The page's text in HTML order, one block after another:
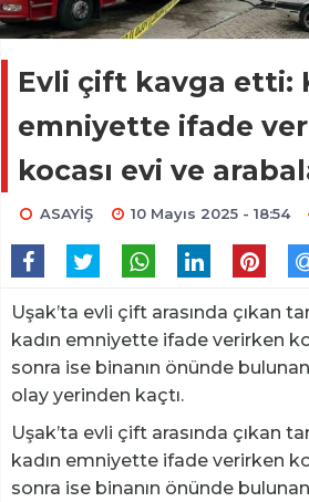
Evli çift kavga etti:
emniyette ifade
kocası evi ve
ASAYİŞ 10 Mayıs 2025 - 18:54
Uşak’ta evli çift arasında çıkan
kadın emniyette ifade verirken
sonra ise binanın önünde
olay yerinden kaçtı.
Uşak’ta evli çift arasında çıkan
kadın emniyette ifade verirken
sonra ise binanın önünde